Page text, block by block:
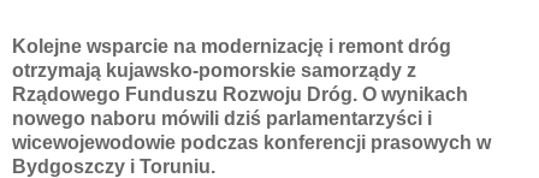
Kolejne wsparcie na modernizację i remont dróg
otrzymają kujawsko-pomorskie samorządy z
Rządowego Funduszu Rozwoju Dróg. O wynikach
nowego naboru mówili dziś parlamentarzyści i
wicewojewodowie podczas konferencji prasowych w
Bydgoszczy i Toruniu.